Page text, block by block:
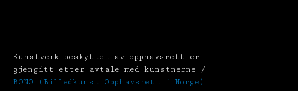
Kunstverk beskyttet av opphavsrett er
gjengitt etter avtale med kunstnerne /
BONO (Billedkunst Opphavsrett i Norge)